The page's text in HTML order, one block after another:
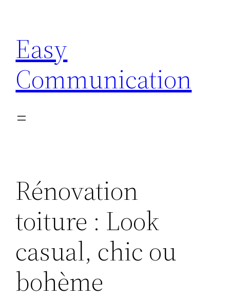
contenu
Easy
Communication
Rénovation
toiture : Look
casual, chic ou
bohème